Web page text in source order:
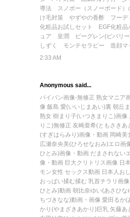
導法
スノボー（スノーボード）
け毛対策
やずやの香酢 フーデ
化粧品お試しセット
EGF化粧品
ュア
皇潤 ビーグレン(ビバリ
しずく
モンテセラピー
造顔
2:33 AM
Anonymous said...
パイパン画像-無修正 熟女マニア
像 飯島 愛(いいじまあい)裏 朝丘
熟女 樹まり子(いつきまりこ)画像
りこ)無修正 友崎亜希(ともさきあ
(すぎはらみり)画像・動画 岡崎美
広瀬奈央美(ひろせなおみ)エロ画
ひとみ)画像・動画 だまされない
像・動画 巨大クリトリス画像 日
モン女性 セックス動画 日本人お
おっぱい揉む揉む 乳首チラリ画像
ひとみ)動画 朝比奈ゆい(あさひな
ちづきなな)動画・画像 愛田るか(
かり(やまざきあかり)巨乳 矢藤あ